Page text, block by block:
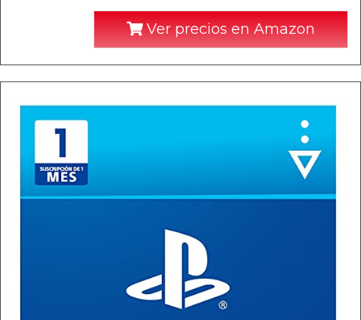
Ver precios en Amazon